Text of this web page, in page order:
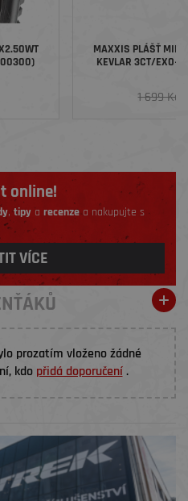
MAXXIS PLÁŠŤ
KEVLAR 3CT/
1 699 Kč
online!
,tipy a recenzea nakupujte s
VÍCE
prozatím vloženo žádné
kdo přidá doporučení.